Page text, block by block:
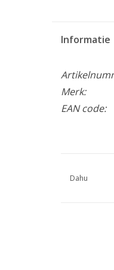
Informatie
Merk:
EAN code:
Dahu